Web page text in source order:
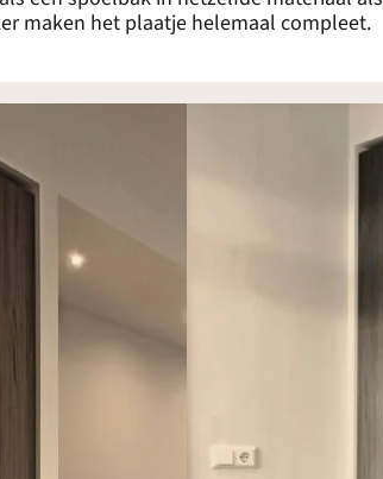
maken het plaatje helemaal compleet.